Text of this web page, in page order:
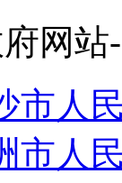
网站-
市人
市人